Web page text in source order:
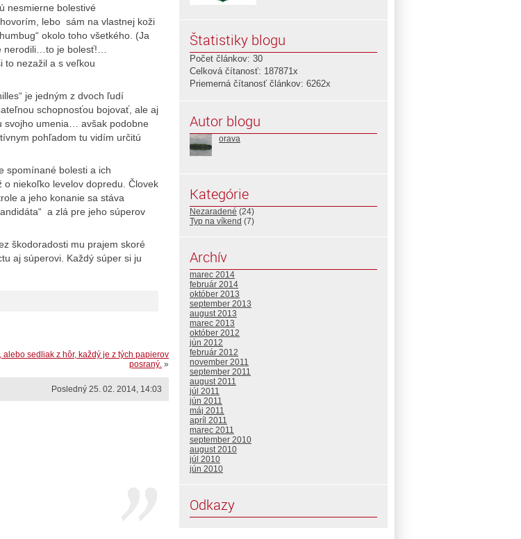
nesmierne bolestivé
lebo sám na vlastnej koži
okolo toho všetkého. (Ja
nerodili…to je bolesť!…
nezažil a s veľkou
je jedným z dvoch ľudí
schopnosťou bojovať, ale aj
svojho umenia… avšak podobne
pohľadom tu vidím určitú
spomínané bolesti a ich
o niekoľko levelov dopredu. Človek
a jeho konanie sa stáva
a zlá pre jeho súperov
škodoradosti mu prajem skoré
aj súperovi. Každý súper si ju
alebo sedliak z hôr, každý je z tých papierov
posraný. »
Posledný 25. 02. 2014, 14:03
Štatistiky blogu
Počet článkov: 30
Celková čítanosť: 187871x
Priemerná čítanosť článkov: 6262x
Autor blogu
orava
Kategórie
Nezaradené (24)
Typ na víkend (7)
Archív
marec 2014
február 2014
október 2013
september 2013
august 2013
marec 2013
október 2012
jún 2012
február 2012
november 2011
september 2011
august 2011
júl 2011
jún 2011
máj 2011
apríl 2011
marec 2011
september 2010
august 2010
júl 2010
jún 2010
Odkazy